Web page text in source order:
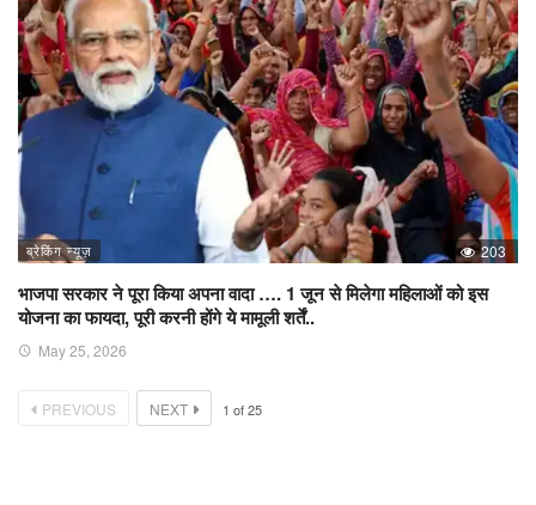
ब्रेकिंग न्यूज़ 203
भाजपा सरकार ने पूरा किया अपना वादा …. 1 जून से मिलेगा महिलाओं को इस
योजना का फायदा, पूरी करनी होंगे ये मामूली शर्तें..
May 25, 2026
PREVIOUS NEXT 1 of25